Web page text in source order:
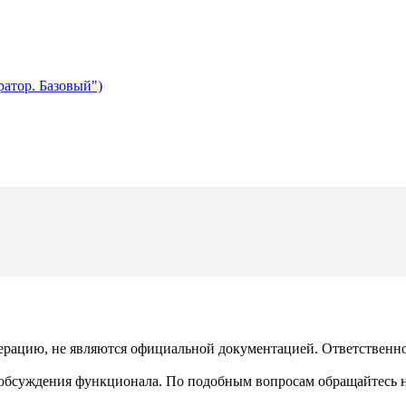
Базовый")
не являются официальной документацией.
функционала. По подобным вопросам обращайтесь